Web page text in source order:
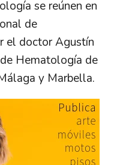
se reúnen en
de
el doctor Agustín
Hematología de
y Marbella.